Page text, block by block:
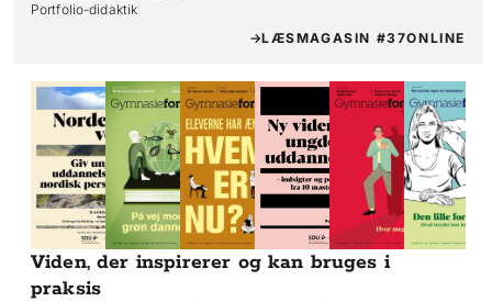
Portfolio-didaktik
LÆSMAGASIN #37ONLINE
Viden, der inspirerer og kan bruges i
praksis